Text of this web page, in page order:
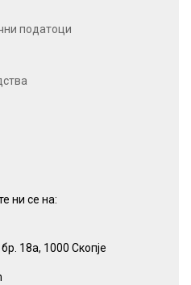
податоци
ни се на:
18а, 1000 Скопје